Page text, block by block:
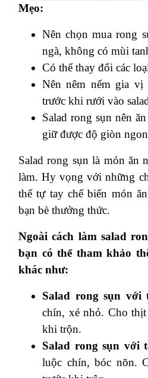
Mẹo:
Nên chọn mua rong
ngà, không có mùi
Có thể thay đổi các
Nên nêm nếm gia vị
trước khi rưới vào
Salad rong sụn nên
giữ được độ giòn
Salad rong sụn là món ăn
làm. Hy vọng với những
thể tự tay chế biến món
bạn bè thưởng thức.
Ngoài cách làm salad
bạn có thể tham khảo
khác như:
Salad rong sụn với
chín, xé nhỏ. Cho
khi trộn.
Salad rong sụn với
luộc chín, bóc nõn.